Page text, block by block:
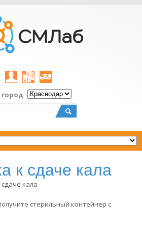
Личный
кабинет
Результаты
on-
Заказать
выезд
к сдаче кала
кала
стерильный контейнер с